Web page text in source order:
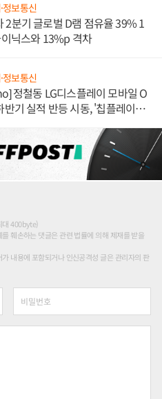
정보통신
2분기 글로벌 D램 점유율 39% 1
닉스와 13%p 격차
정보통신
정철동 LG디스플레이 모바일 O
반기 실적 반등 시동, '칩플레이
대 400byte)
훼손하는 댓글은 관련 법률에 의해 제재를 받을
내용에 포함되거나 인신공격성 글은 관리자의 판